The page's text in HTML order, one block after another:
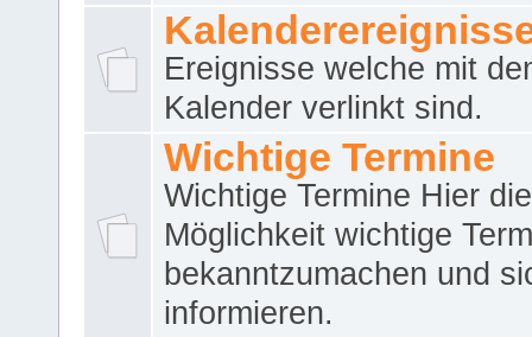
Ereignisse welche mit
Kalender verlinkt sind.
Wichtige Termine
Wichtige Termine Hier die
Möglichkeit wichtige
bekanntzumachen und
informieren.